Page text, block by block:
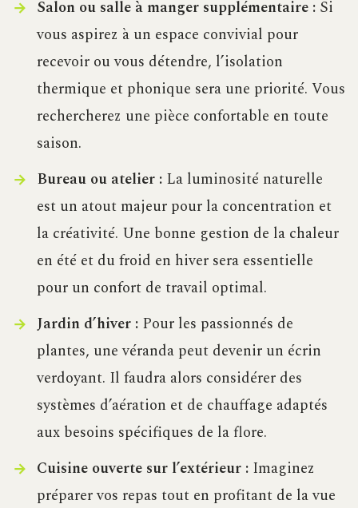
Salon ou salle à manger supplémentaire :Si
vous aspirez à un espace convivial pour
recevoir ou vous détendre, l’isolation
thermique et phonique sera une priorité. Vous
rechercherez une pièce confortable en toute
saison.
Bureau ou atelier :La luminosité naturelle
est un atout majeur pour la concentration et
la créativité. Une bonne gestion de la chaleur
en été et du froid en hiver sera essentielle
pour un confort de travail optimal.
Jardin d’hiver :Pour les passionnés de
plantes, une véranda peut devenir un écrin
verdoyant. Il faudra alors considérer des
systèmes d’aération et de chauffage adaptés
aux besoins spécifiques de la flore.
Cuisine ouverte sur l’extérieur :Imaginez
préparer vos repas tout en profitant de la vue